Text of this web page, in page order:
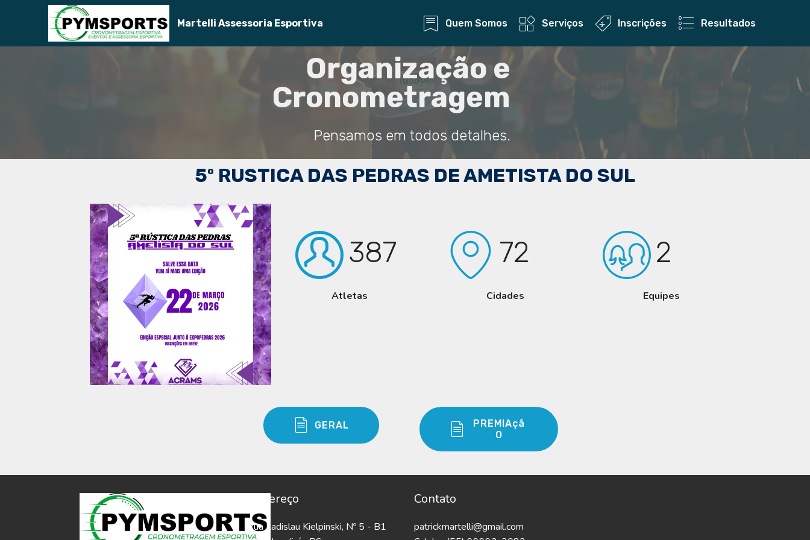
Martelli Assessoria Esportiva Quem Somos Serviços Inscrições Resultados
Organização e
Cronometragem
Pensamos em todos detalhes.
5º RUSTICA DAS PEDRAS DE AMETISTA DO SUL
387
Atletas
72
Cidades
2
Equipes
GERAL
PREMIAçã
O
Endereço
Rua Ladislau Kielpinski, Nº 5 - B1
Contato
patrickmartelli@gmail.com